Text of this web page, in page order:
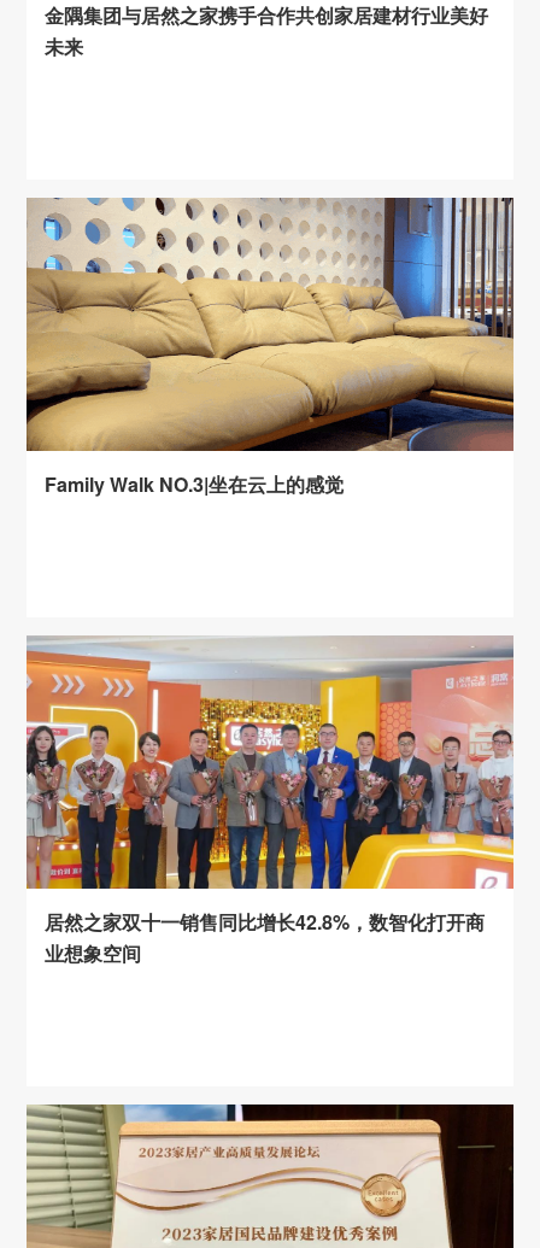
金隅集团与居然之家携手合作共创家居建材行业美好
未来
Family Walk NO.3|坐在云上的感觉
居然之家双十一销售同比增长42.8%，数智化打开商
业想象空间